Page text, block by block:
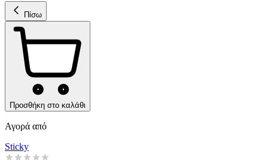
Πίσω
Προσθήκη στο καλάθι
Αγορά από
Sticky